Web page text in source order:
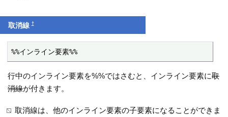
取消線†
%%インライン要素%%
行中のインライン要素を%%ではさむと、インライン要素に取
消線が付きます。
取消線は、他のインライン要素の子要素になることができま